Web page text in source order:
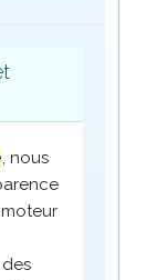
, nous